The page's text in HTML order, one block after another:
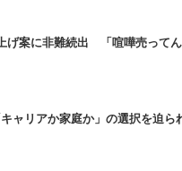
げ案に非難続出 「喧嘩売って
リアか家庭か」の選択を迫ら